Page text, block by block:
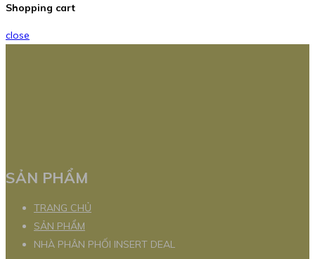
Shopping cart
close
SẢN PHẨM
TRANG CHỦ
SẢN PHẨM
NHÀ PHÂN PHỐI INSERT DEAL